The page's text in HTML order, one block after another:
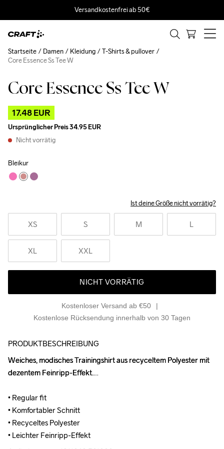
Versandkostenfrei ab 50€
Core Essence Ss Tee W
17.48 EUR
Ursprünglicher Preis34.95 EUR
Nicht vorrätig
Bleikur
Ist deine Größe nicht vorrätig?
XS S M L
XL XXL
NICHT VORRÄTIG
Kostenloser Versand ab €50
Kostenlose Rücksendung innerhalb von 30 Tagen
Startseite Damen Kleidung
T-Shirts & pullover
Core Essence Ss Tee W
Outlet
PRODUKTBESCHREIBUNG
Weiches, modisches Trainingshirt aus recyceltem Polyester mit
dezentem Feinripp-Effekt.
• Regular fit
• Komfortabler Schnitt
• Recyceltes Polyester
• Leichter Feinripp-Effekt
Weiches, modisches Trainingshirt aus recyceltem Polyester mit
dezentem Feinripp-Effekt.
• Regular fit
• Komfortabler Schnitt
• Recyceltes Polyester
• Leichter Feinripp-Effekt